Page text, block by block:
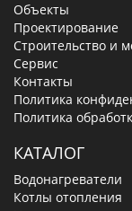
Объекты
Проектирование
Строительство и
Сервис
Контакты
Политика
Политика
КАТАЛОГ
Водонагреватели
Котлы отопления